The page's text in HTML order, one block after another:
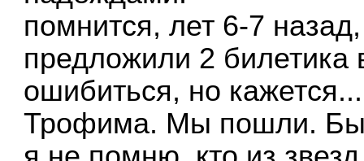
помнится, лет 6-7
предложили 2
ошибиться, но
Трофима. Мы пошли.